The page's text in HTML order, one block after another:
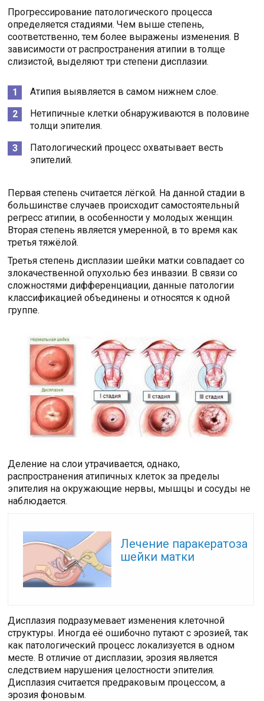
Прогрессирование патологического процесса
определяется стадиями. Чем выше степень,
соответственно, тем более выражены изменения. В
зависимости от распространения атипии в толще
слизистой, выделяют три степени дисплазии.
Атипия выявляется в самом нижнем слое.
Нетипичные клетки обнаруживаются в половине
толщи эпителия.
Патологический процесс охватывает весть
эпителий.
Первая степень считается лёгкой. На данной стадии в
большинстве случаев происходит самостоятельный
регресс атипии, в особенности у молодых женщин.
Вторая степень является умеренной, в то время как
третья тяжёлой.
Третья степень дисплазии шейки матки совпадает со
злокачественной опухолью без инвазии. В связи со
сложностями дифференциации, данные патологии
классификацией объединены и относятся к одной
группе.
Деление на слои утрачивается, однако,
распространения атипичных клеток за пределы
эпителия на окружающие нервы, мышцы и сосуды не
наблюдается.
Лечение паракератоза
шейки матки
Дисплазия подразумевает изменения клеточной
структуры. Иногда её ошибочно путают с эрозией, так
как патологический процесс локализуется в одном
месте. В отличие от дисплазии, эрозия является
следствием нарушения целостности эпителия.
Дисплазия считается предраковым процессом, а
эрозия фоновым.